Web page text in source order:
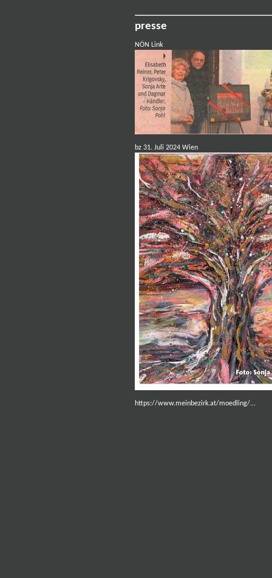
presse
NÖN Link
bz 31. Juli 2024 Wien
https://www.meinbezirk.at/moedling/...